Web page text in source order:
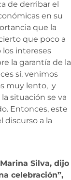
de derribar el
en su
que la
que poco a
los intereses
la garantía de la
sí, venimos
muy lento, y
situación se va
Entonces, este
discurso a la
Silva, dijo
celebración”,